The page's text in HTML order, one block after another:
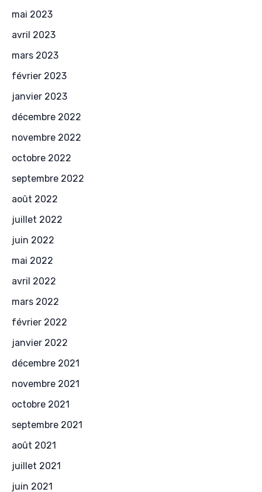
mai 2023
avril 2023
mars 2023
février 2023
janvier 2023
décembre 2022
novembre 2022
octobre 2022
septembre 2022
août 2022
juillet 2022
juin 2022
mai 2022
avril 2022
mars 2022
février 2022
janvier 2022
décembre 2021
novembre 2021
octobre 2021
septembre 2021
août 2021
juillet 2021
juin 2021